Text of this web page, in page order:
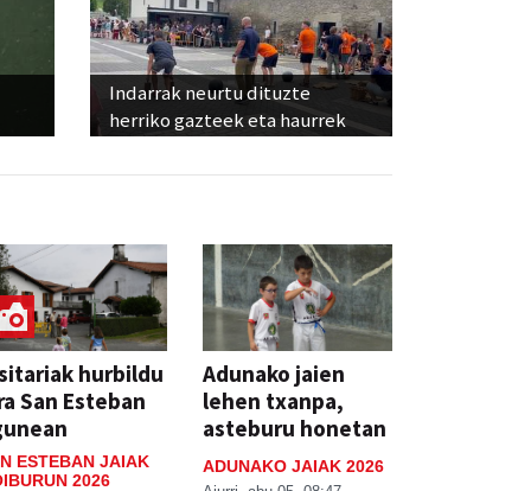
Indarrak neurtu dituzte
herriko gazteek eta haurrek
hurbildu
San Esteban
ESTEBAN JAIAK
2026
Adunako jaien
lehen txanpa,
asteburu honetan
ADUNAKO JAIAK 2026